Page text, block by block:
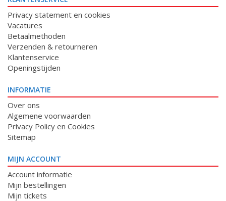
Privacy statement en cookies
Vacatures
Betaalmethoden
Verzenden & retourneren
Klantenservice
Openingstijden
INFORMATIE
Over ons
Algemene voorwaarden
Privacy Policy en Cookies
Sitemap
MIJN ACCOUNT
Account informatie
Mijn bestellingen
Mijn tickets